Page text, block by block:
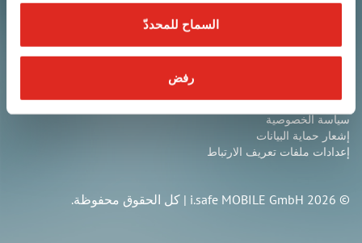
السماح للمحددّ
رفض
info@isafe-mobile.com
بصمة
سياسة الخصوصية
إشعار حماية البيانات
إعدادات ملفات تعريف الارتباط
© 2026 i.safe MOBILE GmbH | كل الحقوق محفوظة.